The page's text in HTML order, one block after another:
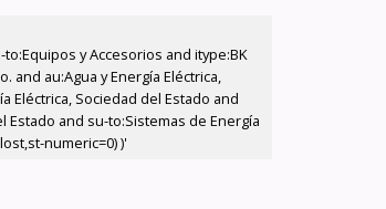
y Accesorios and itype:BK
and au:Agua y Energía Eléctrica,
Eléctrica, Sociedad del Estado and
Estado and su-to:Sistemas de Energía
numeric=0) )'